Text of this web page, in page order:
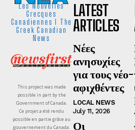
Les Nouvelles
Grecques
Canadiennes I The
Greek Canadian
News
This project was made
possible in part by the
Government of Canada.
Ce projet a été rendu
possible en partie grâce au
gouvernement du Canada.
LATEST
ARTICLES
Νέες
ανησυχίες
για τους νέο-
αφιχθέντες
LOCAL NEWS
July 11, 2026
Οι